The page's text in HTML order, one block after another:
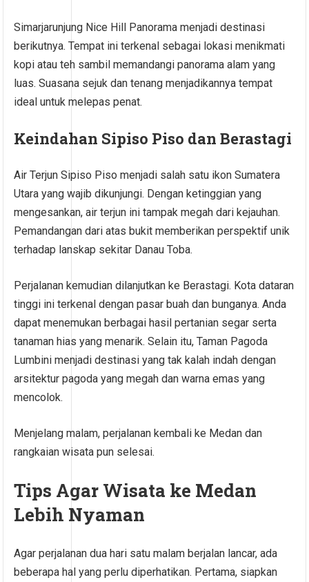
Simarjarunjung Nice Hill Panorama menjadi destinasi
berikutnya. Tempat ini terkenal sebagai lokasi menikmati
kopi atau teh sambil memandangi panorama alam yang
luas. Suasana sejuk dan tenang menjadikannya tempat
ideal untuk melepas penat.
Keindahan Sipiso Piso dan Berastagi
Air Terjun Sipiso Piso menjadi salah satu ikon Sumatera
Utara yang wajib dikunjungi. Dengan ketinggian yang
mengesankan, air terjun ini tampak megah dari kejauhan.
Pemandangan dari atas bukit memberikan perspektif unik
terhadap lanskap sekitar Danau Toba.
Perjalanan kemudian dilanjutkan ke Berastagi. Kota dataran
tinggi ini terkenal dengan pasar buah dan bunganya. Anda
dapat menemukan berbagai hasil pertanian segar serta
tanaman hias yang menarik. Selain itu, Taman Pagoda
Lumbini menjadi destinasi yang tak kalah indah dengan
arsitektur pagoda yang megah dan warna emas yang
mencolok.
Menjelang malam, perjalanan kembali ke Medan dan
rangkaian wisata pun selesai.
Tips Agar Wisata ke Medan
Lebih Nyaman
Agar perjalanan dua hari satu malam berjalan lancar, ada
beberapa hal yang perlu diperhatikan. Pertama, siapkan